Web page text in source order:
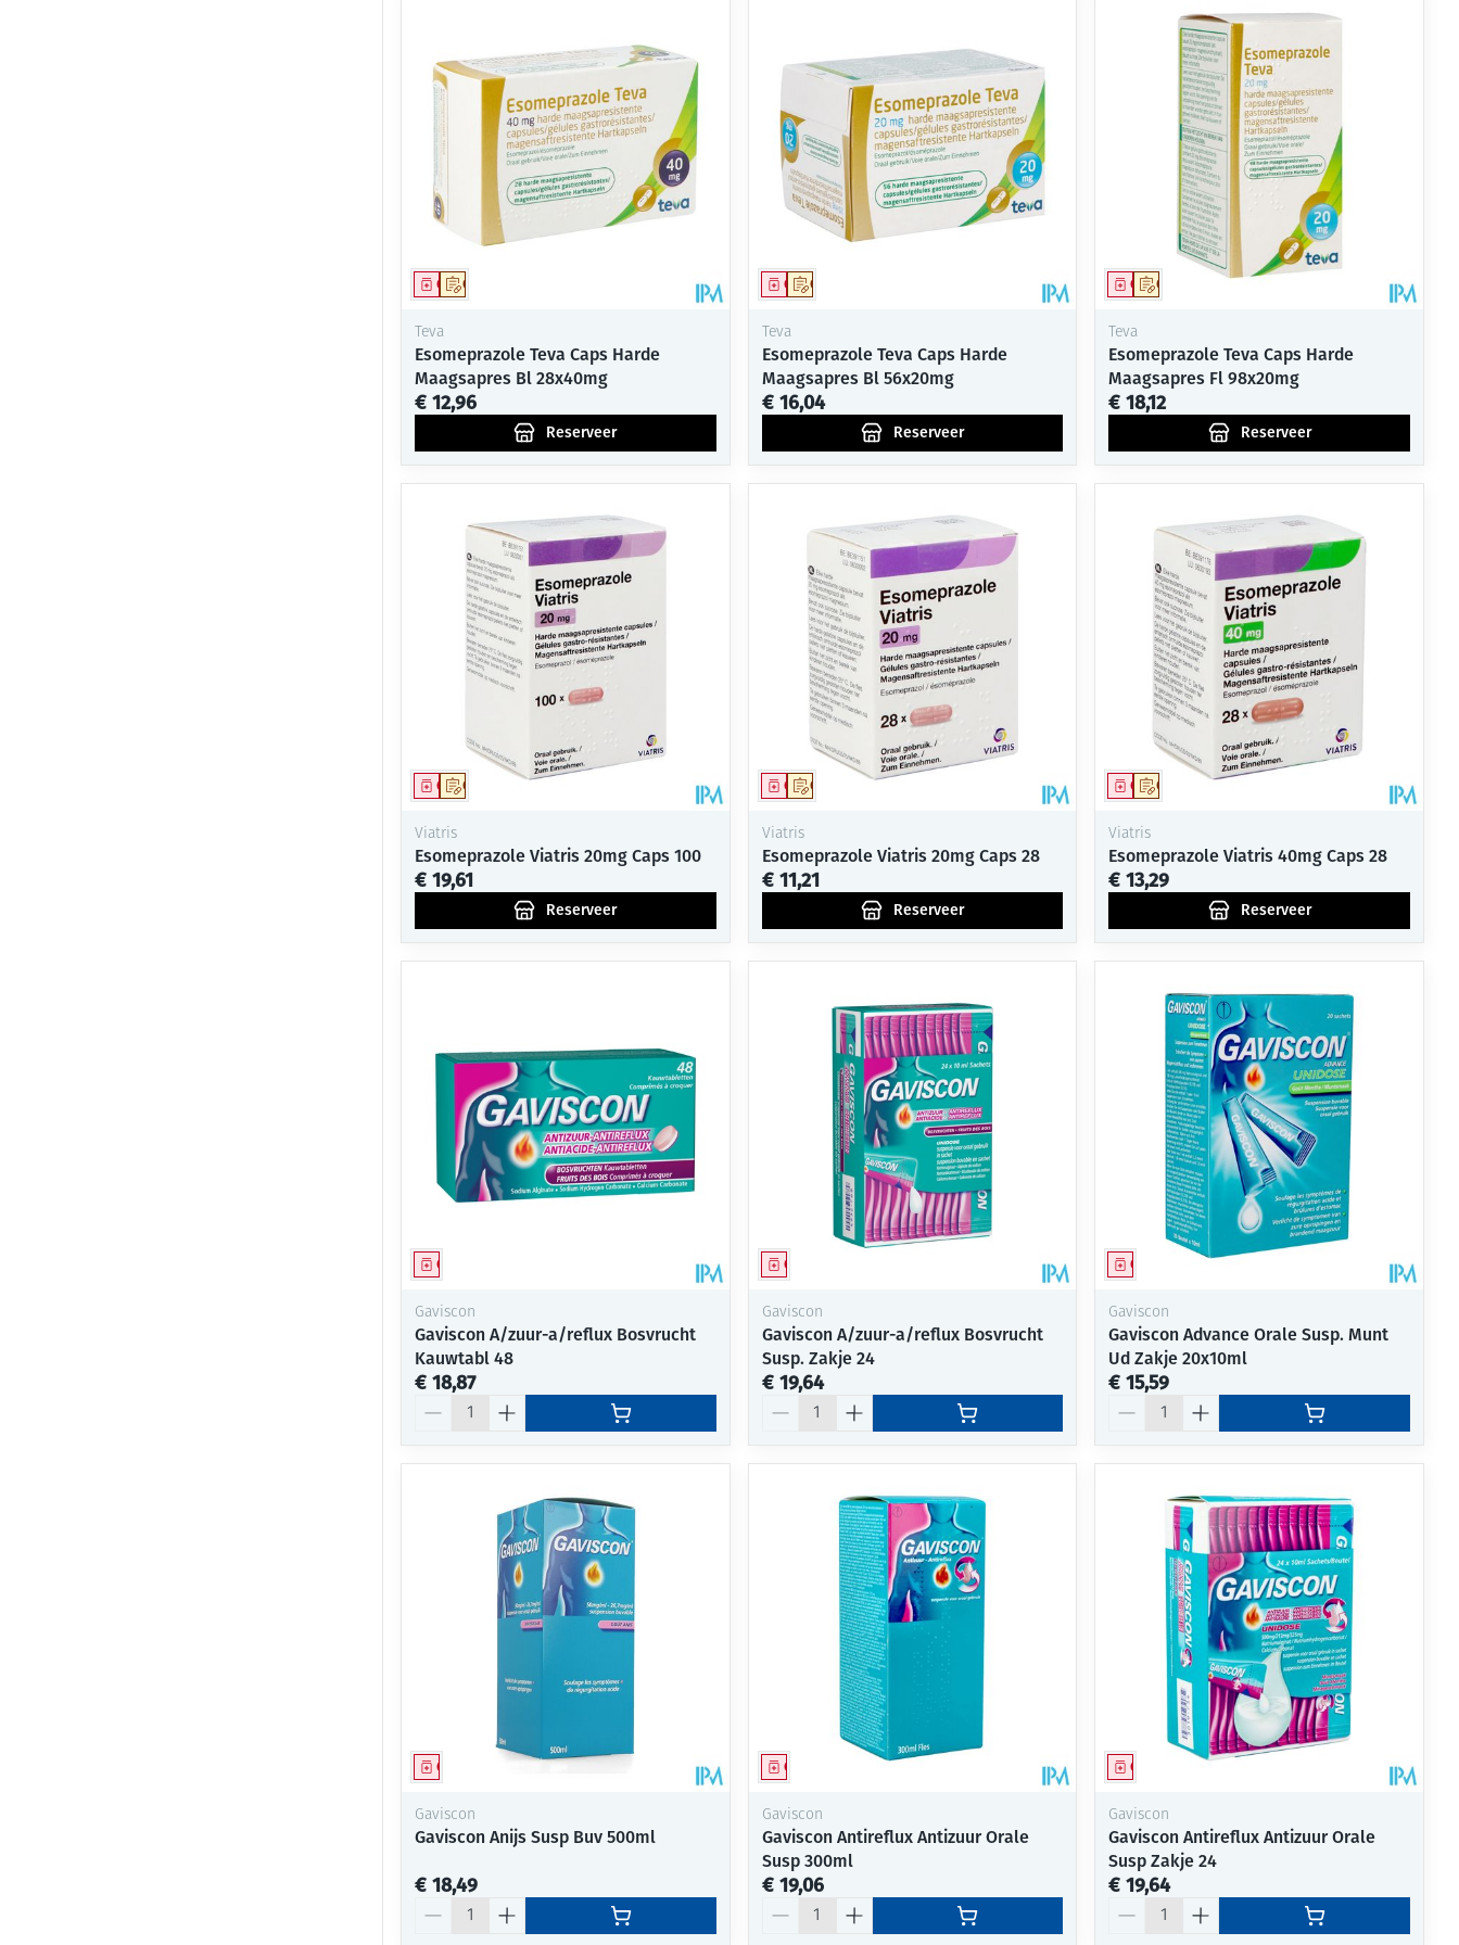
Op voorschrift
Geneesmiddel
Teva
Esomeprazole Teva Caps Harde
Maagsapres Bl 28x40mg
€ 12,96
Reserveer
Op voorschrift
Geneesmiddel
Teva
Esomeprazole Teva Caps Harde
Maagsapres Bl 56x20mg
€ 16,04
Reserveer
Op voorschrift
Geneesmiddel
Teva
Esomeprazole Teva Caps Harde
Maagsapres Fl 98x20mg
€ 18,12
Reserveer
Op voorschrift
Geneesmiddel
Viatris
Esomeprazole Viatris 20mg Caps 100
€ 19,61
Reserveer
Op voorschrift
Geneesmiddel
Viatris
Esomeprazole Viatris 20mg Caps 28
€ 11,21
Reserveer
Op voorschrift
Geneesmiddel
Viatris
Esomeprazole Viatris 40mg Caps 28
€ 13,29
Reserveer
Geneesmiddel
Gaviscon
Gaviscon A/zuur-a/reflux Bosvrucht
Kauwtabl 48
€ 18,87
Geneesmiddel
Gaviscon
Gaviscon A/zuur-a/reflux Bosvrucht
Susp. Zakje 24
€ 19,64
Geneesmiddel
Gaviscon
Gaviscon Advance Orale Susp. Munt
Ud Zakje 20x10ml
€ 15,59
Geneesmiddel
Gaviscon
Gaviscon Anijs Susp Buv 500ml
€ 18,49
Geneesmiddel
Gaviscon
Gaviscon Antireflux Antizuur Orale
Susp 300ml
€ 19,06
Geneesmiddel
Gaviscon
Gaviscon Antireflux Antizuur Orale
Susp Zakje 24
€ 19,64